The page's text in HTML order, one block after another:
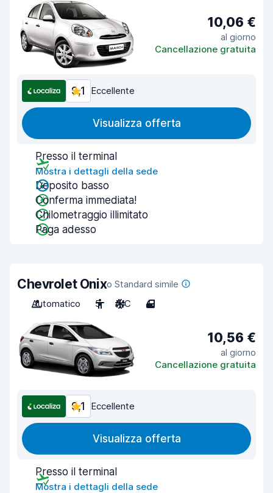
10,06 €
al giorno
Cancellazione gratuita
9,1 Eccellente
Visualizza offerta
Presso il terminal
Mostra i dettagli della sede
Deposito basso
Conferma immediata!
Chilometraggio illimitato
Paga adesso
Chevrolet Onixo Standard simile
Automatico
5 A/C 4
10,56 €
al giorno
Cancellazione gratuita
9,1 Eccellente
Visualizza offerta
Presso il terminal
Mostra i dettagli della sede